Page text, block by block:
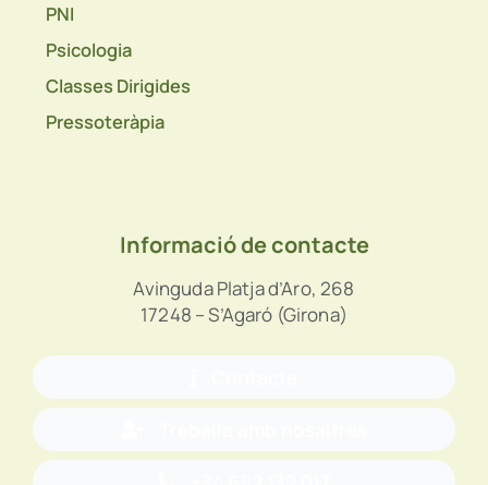
PNI
Psicologia
Classes Dirigides
Pressoteràpia
Informació de contacte
Avinguda Platja d’Aro, 268
17248 – S’Agaró (Girona)